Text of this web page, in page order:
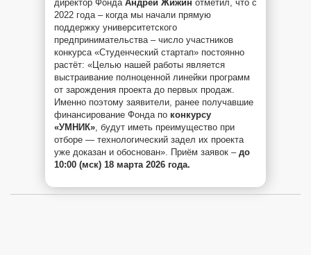
директор Фонда Андрей Жижин отметил, что с
2022 года – когда мы начали прямую
поддержку университетского
предпринимательства – число участников
конкурса «Студенческий стартап» постоянно
растёт: «Целью нашей работы является
выстраивание полноценной линейки программ
от зарождения проекта до первых продаж.
Именно поэтому заявители, ранее получавшие
финансирование Фонда по конкурсу
«УМНИК» , будут иметь преимущество при
отборе — технологический задел их проекта
уже доказан и обоснован». Приём заявок – до
10:00 (мск) 18 марта 2026 года.